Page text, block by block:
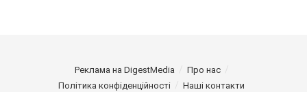
Реклама на DigestMedia
Про нас
Політика конфіденційності
Наші контакти